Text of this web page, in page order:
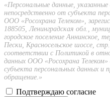
«Персональные данные,
непосредственно от субъекта
ООО «Росохрана Телеком»,
188505, Ленинградская обл.,
городское поселение Аннинское,
Пески, Красносельское шоссе,
соответствии с Политикой в
данных ООО «Росохрана
субъекта персональных данных и
обращение.»
Подтверждаю согласие